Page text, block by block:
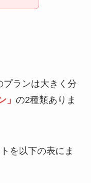
ランは大きく分
」 の2種類ありま
を以下の表にま